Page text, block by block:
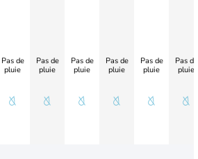
Pas de
pluie
Pas de
pluie
Pas de
pluie
Pas de
pluie
Pas de
pluie
Pas de
pluie